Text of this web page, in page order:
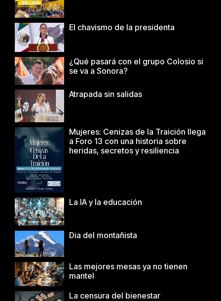
El chavismo de la presidenta
¿Qué pasará con el grupo Colosio si
se va a Sonora?
Atrapada sin salidas
Mujeres: Cenizas de la Traición llega
a Foro 13 con una historia sobre
heridas, secretos y resiliencia
La IA y la educación
Dia del montañista
Las mejores mesas ya no tienen
mantel
La censura del bienestar